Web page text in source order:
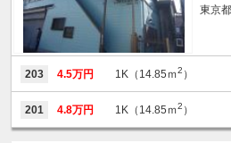
東京
203 4.5万円 1K（14.85ｍ2 ）
201 4.8万円 1K（14.85ｍ2 ）